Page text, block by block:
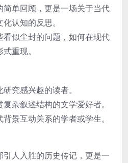
简单回顾，更是一场关于当代
认知的反思。
看似尘封的问题，如何在现代
重现。
究感兴趣的读者。
杂叙述结构的文学爱好者。
景互动关系的学者或学生。
引人入胜的历史传记，更是一